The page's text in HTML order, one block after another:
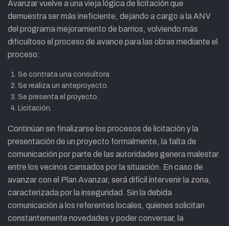
Avanzar vuelve a una vieja lógica de licitación que
demuestra ser más ineficiente, dejando a cargo a la ANV
del programa mejoramiento de barrios, volviendo más
dificultoso el proceso de avance para las obras mediante el
proceso:
Se contrata una consultora
Se realiza un anteproyecto.
Se presenta el proyecto.
Licitación.
Continúan sin finalizarse los procesos de licitación y la
presentación de un proyecto formalmente, la falta de
comunicación por parte de las autoridades genera malestar
entre los vecinos cansados por la situación. En caso de
avanzar con el Plan Avanzar, será difícil intervenir la zona,
caracterizada por la inseguridad. Sin la debida
comunicación a los referentes locales, quienes solicitan
constantemente novedades y poder conversar, la